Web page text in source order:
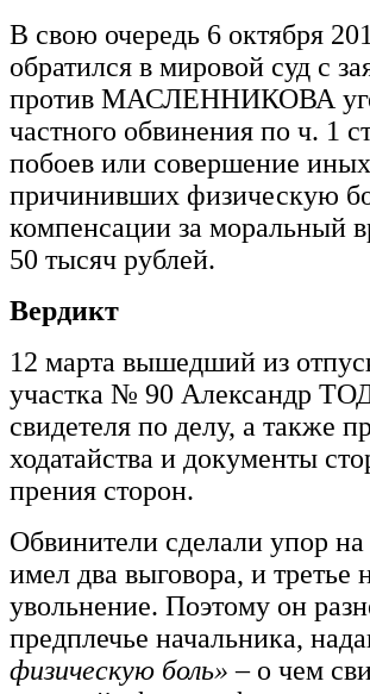
В свою очередь 6 октября
обратился в мировой суд с
против МАСЛЕННИКОВА
частного обвинения по ч. 1
побоев или совершение
причинивших физическую
компенсации за моральный
50 тысяч рублей.
Вердикт
12 марта вышедший из
участка № 90 Александр
свидетеля по делу, а также
ходатайства и документы
прения сторон.
Обвинители сделали упор
имел два выговора, и третье
увольнение. Поэтому он
предплечье начальника,
физическую боль»– о чем